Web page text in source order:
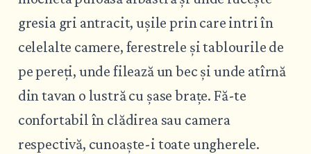
gresia gri antracit, ușile prin care intri în
celelalte camere, ferestrele și tablourile de
pe pereți, unde filează un bec și unde atîrnă
din tavan o lustră cu șase brațe. Fă-te
confortabil în clădirea sau camera
respectivă, cunoaște-i toate ungherele.